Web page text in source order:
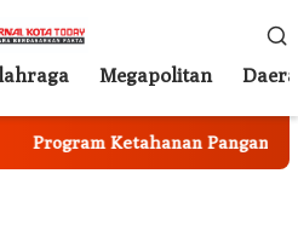
Megapolitan
Ketahanan Pangan